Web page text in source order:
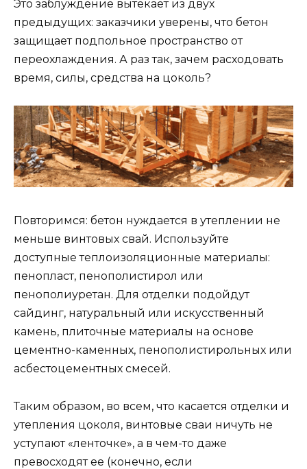
Это заблуждение вытекает из двух
предыдущих: заказчики уверены, что бетон
защищает подпольное пространство от
переохлаждения. А раз так, зачем расходовать
время, силы, средства на цоколь?
Повторимся: бетон нуждается в утеплении не
меньше винтовых свай. Используйте
доступные теплоизоляционные материалы:
пенопласт, пенополистирол или
пенополиуретан. Для отделки подойдут
сайдинг, натуральный или искусственный
камень, плиточные материалы на основе
цементно-каменных, пенополистирольных или
асбестоцементных смесей.
Таким образом, во всем, что касается отделки и
утепления цоколя, винтовые сваи ничуть не
уступают «ленточке», а в чем-то даже
превосходят ее (конечно, если